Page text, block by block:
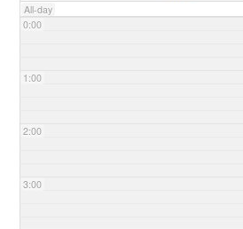
All-day
0:00
1:00
2:00
3:00